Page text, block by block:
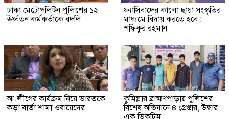
ঢাকা মেট্রোপলিটন পুলিশের ১২
ঊর্ধ্বতন কর্মকর্তাকে বদলি
ফ্যাসিবাদের কালো ছায়া সংস্কৃতির
মাধ্যমে বিদায় করতে হবে :
শফিকুর রহমান
আ.লীগের কার্যক্রম নিয়ে ভারতকে
কড়া বার্তা শামা ওবায়েদের
কুমিল্লার ব্রাহ্মণপাড়ায় পুলিশের
বিশেষ অভিযানে ৪ গ্রেপ্তার, উদ্ধার